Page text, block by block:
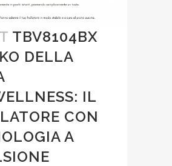
TBV8104BX
DELLA
IL
CON
A